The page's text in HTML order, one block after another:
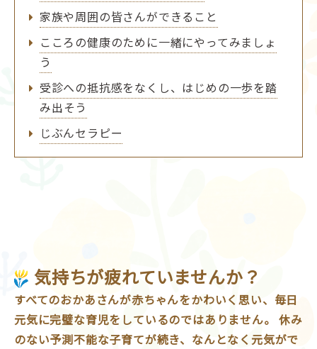
家族や周囲の皆さんができること
こころの健康のために一緒にやってみましょ
う
受診への抵抗感をなくし、はじめの一歩を踏
み出そう
じぶんセラピー
気持ちが疲れていませんか？
すべてのおかあさんが赤ちゃんをかわいく思い、毎日
元気に完璧な育児をしているのではありません。 休み
のない予測不能な子育てが続き、なんとなく元気がで